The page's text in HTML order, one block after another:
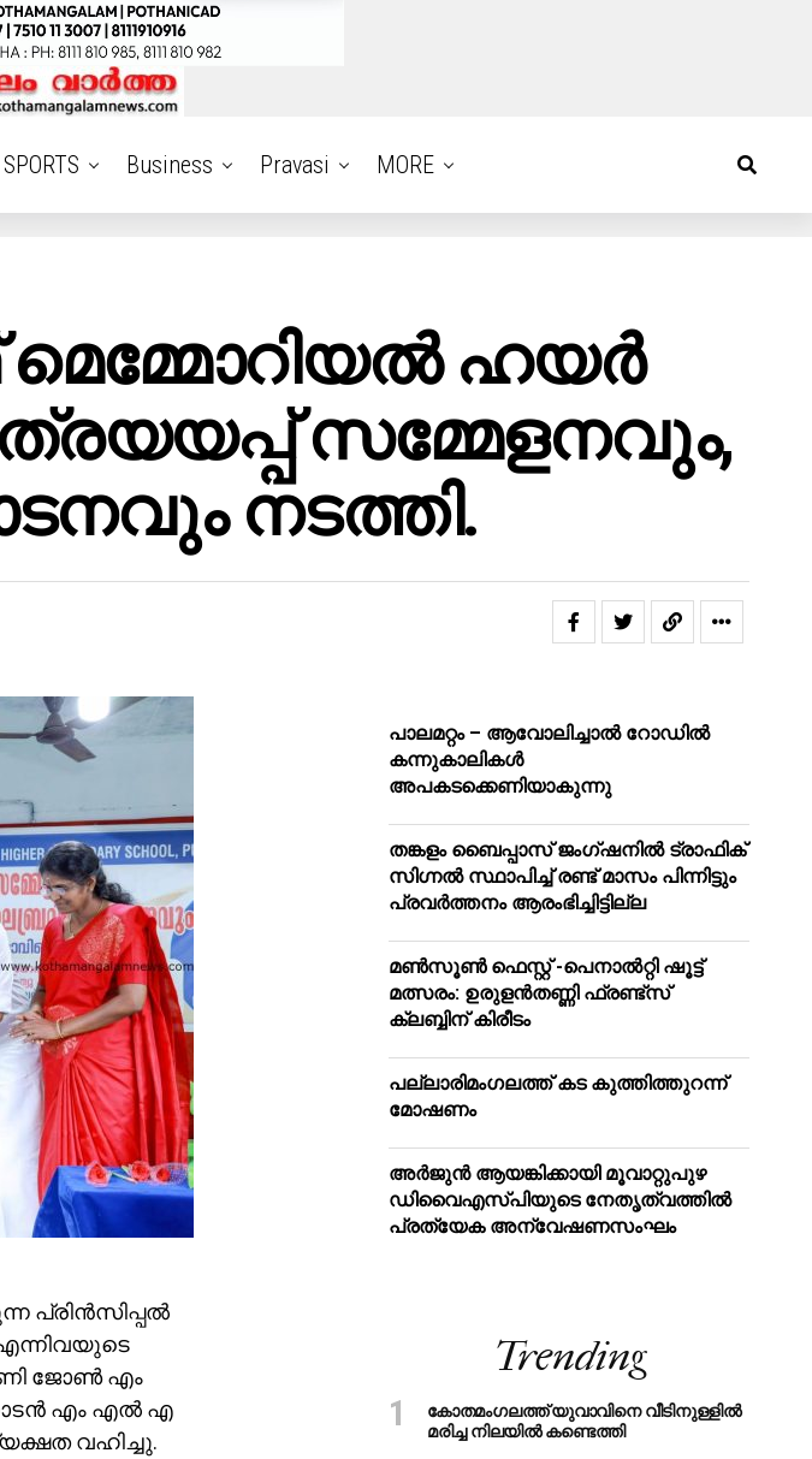
SPORTS Business Pravasi MORE
ഹയർ
സമ്മേളനവും,
നടത്തി.
പ്രിൻസിപ്പൽ
എന്നിവയുടെ
ജോൺ എം
എം എൽ എ
വഹിച്ചു.
പാലമറ്റം – ആവോലിച്ചാൽ റോഡിൽ
കന്നുകാലികൾ
അപകടക്കെണിയാകുന്നു
തങ്കളം ബൈപ്പാസ് ജംഗ്ഷനിൽ ട്രാഫിക്
സിഗ്നല്‍ സ്ഥാപിച്ച് രണ്ട് മാസം പിന്നിട്ടും
പ്രവർത്തനം ആരംഭിച്ചിട്ടില്ല
മൺസൂൺ ഫെസ്റ്റ് -പെനാൽറ്റി ഷൂട്ട്
മത്സരം: ഉരുളൻതണ്ണി ഫ്രണ്ട്സ്
ക്ലബ്ബിന് കിരീടം
പ​ല്ലാ​രി​മം​ഗ​ല​ത്ത് ക​ട കു​ത്തി​ത്തുറ​ന്ന്
മോ​ഷ​ണം
അര്‍ജുന്‍ ആയങ്കിക്കായി മൂവാറ്റുപുഴ
ഡിവൈഎസ്പിയുടെ നേതൃത്വത്തില്‍
പ്രത്യേക അന്വേഷണസംഘം
Trending
കോതമംഗലത്ത് യുവാവിനെ വീടിനുള്ളിൽ
മരിച്ച നിലയിൽ കണ്ടെത്തി